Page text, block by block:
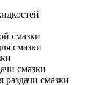
смазки
смазки
смазки
раздачи смазки